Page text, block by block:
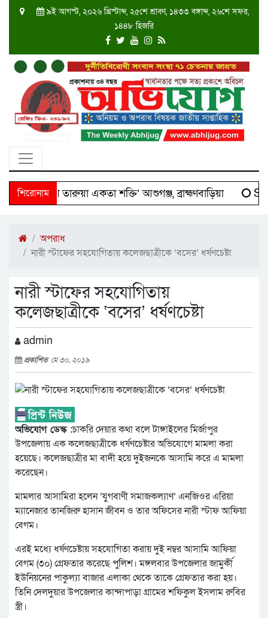
৯ই আগস্ট, ২০২৬ খ্রিস্টাব্দ, ২৫শে শ্রাবণ, ১৪৩৩ বঙ্গাব্দ, ২৬শে সফর,
১৪৪৮ হিজরি
শিরোনাম
‘দক্ষিণ তারুয়া একতা শক্তি’ আশুগঞ্জ, ব্রাহ্মণবাড়িয়া
অপরাধ
নারী স্টাফের সহযোগিতায় কলেজছাত্রীকে ‘বসের’ ধর্ষণচেষ্টা
নারী স্টাফের সহযোগিতায়
কলেজছাত্রীকে ‘বসের’ ধর্ষণচেষ্টা
admin
প্রকাশিত মে ৩০, ২০১৯
অভিযোগ ডেস্ক :চাকরি দেয়ার কথা বলে টাঙ্গাইলের মির্জাপুর
উপজেলায় এক কলেজছাত্রীকে ধর্ষণচেষ্টার অভিযোগে মামলা করা
হয়েছে। কলেজছাত্রীর মা বাদী হয়ে দুইজনকে আসামি করে এ মামলা
করেছেন।
মামলার আসামিরা হলেন ‘যুগবাণী সমাজকল্যাণ’ এনজিওর এরিয়া
ম্যানেজার তানজিরু হাসান জীবন ও তার অফিসের নারী স্টাফ আফিয়া
বেগম।
এরই মধ্যে ধর্ষণচেষ্টায় সহযোগিতা করায় দুই নম্বর আসামি আফিয়া
বেগম (৩০) গ্রেফতার করেছে পুলিশ। মঙ্গলবার উপজেলার জামুর্কী
ইউনিয়নের পাকুল্যা বাজার এলাকা থেকে তাকে গ্রেফতার করা হয়।
তিনি দেলদুয়ার উপজেলার কান্দাপাড়া গ্রামের শফিকুল ইসলাম রুবির
স্ত্রী।